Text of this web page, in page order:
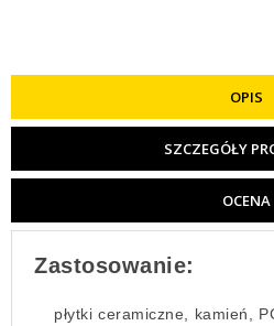
OPIS
SZCZEGÓŁY
OCENA
Zastosowanie:
płytki ceramiczne, kamień,